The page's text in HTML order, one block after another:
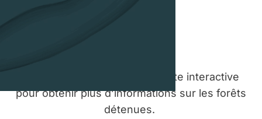
Vous pouvez utiliser notre carte interactive
pour obtenir plus d’informations sur les forêts
détenues.